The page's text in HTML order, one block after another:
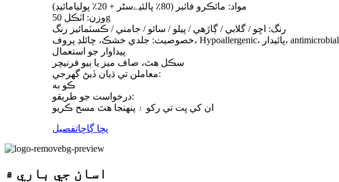
مواد: مائڪرو فائبر (80٪ پالئیےسٹر + 20٪ پوليامائيڊ)
وزن: اٽڪل 50g
رنگ: اڇو / گلابي / ڳاڙهي / پيلو / سائو / جامني / ڪسٽمائيز رنگ
خصوصيت: جلدي خشڪ، چائلڊ پروف، Hypoallergenic، پائيدار، antimicrobial
پيداوار جو استعمال
سڪل هٿ، صاف ميز يا ٻيو فرنيچر
معاملن تي ڌيان ڏيڻ گهرجي:
ڪو به
درخواست جو طريقو:
ان کي ڀت تي رکو ۽ پنهنجا هٿ مسح ڪريو
پڇا ڳاڇاتفصيل
اسان جي باري ۾